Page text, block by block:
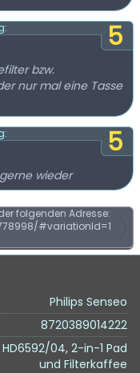
5
bzw.
nur mal eine Tasse
5
wieder
folgenden Adresse:
#variationId=1
Philips Senseo
8720389014222
04, 2-in-1 Pad
und Filterkaffee